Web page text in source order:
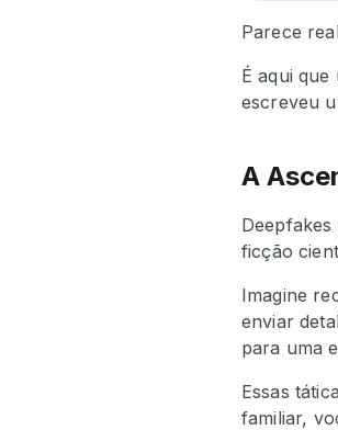
Parece
É aqui
escreveu
A
ficção
Imagine
enviar
para uma
Essas
familiar,